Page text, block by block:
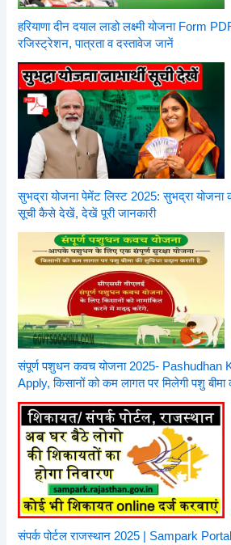
हरियाणा दीन दयाल लाडो लक्ष्मी योजना Form
रजिस्ट्रेशन, पात्रता व दस्तावेज जानें
सुभद्रा योजना पेमेंट लिस्ट 2025: सुभद्रा योजना
सूची कैसे देखें, देखें पूरी जानकारी
संपूर्ण पशुधन कवच योजना 2025- Pashudhan
Apply, किसानों को कम लागत पर मिलेगी पशु बीमा
संपर्क पोर्टल राजस्थान 2025 | Sampark